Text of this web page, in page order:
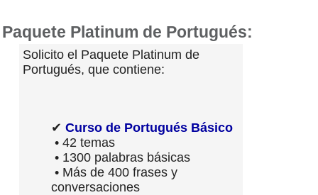
Paquete Platinum de Portugués:
Solicito el Paquete Platinum de
Portugués, que contiene:
✔ Curso de Portugués Básico
• 42 temas
• 1300 palabras básicas
• Más de 400 frases y
conversaciones